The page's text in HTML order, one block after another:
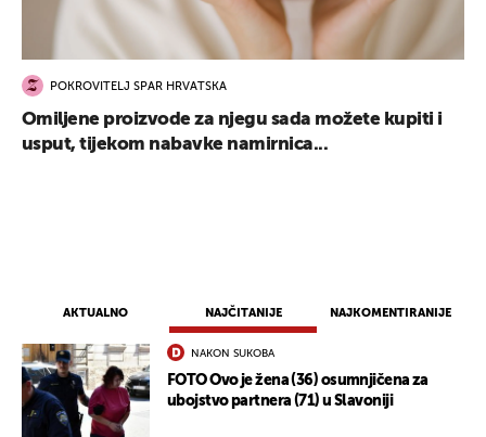
AKTUALNO NAJČITANIJE NAJKOMENTIRANIJE
NAKON SUKOBA
FOTO Ovo je žena (36) osumnjičena za
ubojstvo partnera (71) u Slavoniji
POKROVITELJ SPAR HRVATSKA
Omiljene proizvode za njegu sada možete kupiti i
usput, tijekom nabavke namirnica...